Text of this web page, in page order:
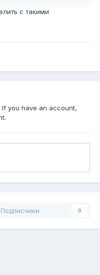
с такими
you have an account,
Подписчики 0